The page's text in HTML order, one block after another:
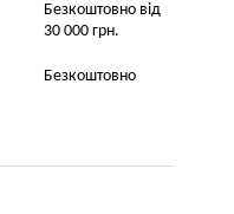
Безкоштовно від
30 000 грн.
Безкоштовно